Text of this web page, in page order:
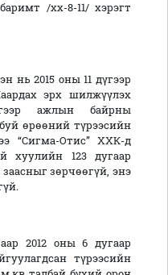
/хх-8-11/ хэрэгт
нь 2015 оны 11 дүгээр
эрх шилжүүлэх
ажлын байрны
өрөөний түрээсийн
“Сигма-Отис” ХХК-д
хуулийн 123 дугаар
заасныг зөрчөөгүй, энэ
2012 оны 6 дугаар
түрээсийн